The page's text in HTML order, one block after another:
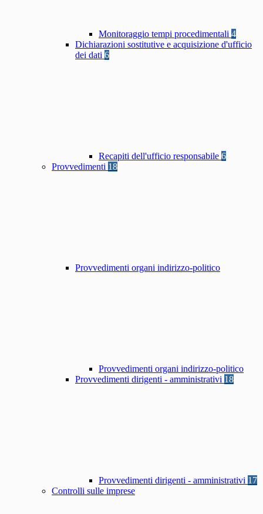
Monitoraggio tempi procedimentali 4
Dichiarazioni sostitutive e acquisizione d'ufficio
dei dati 6
Recapiti dell'ufficio responsabile 6
Provvedimenti 18
Provvedimenti organi indirizzo-politico
Provvedimenti organi indirizzo-politico
Provvedimenti dirigenti - amministrativi 18
Provvedimenti dirigenti - amministrativi 17
Controlli sulle imprese